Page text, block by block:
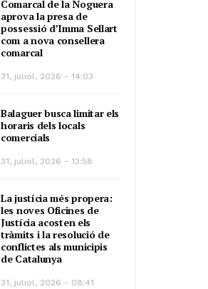
Comarcal de la Noguera
aprova la presa de
possessió d’Imma Sellart
com a nova consellera
comarcal
31, juliol, 2026 - 14:03
Balaguer busca limitar els
horaris dels locals
comercials
31, juliol, 2026 - 13:58
La justícia més propera:
les noves Oficines de
Justícia acosten els
tràmits i la resolució de
conflictes als municipis
de Catalunya
31, juliol, 2026 - 08:41